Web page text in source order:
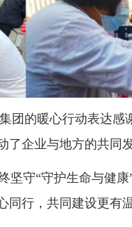
团的暖心行动表达
企业与地方的共同发
守“守护生命与健
行，共同建设更有